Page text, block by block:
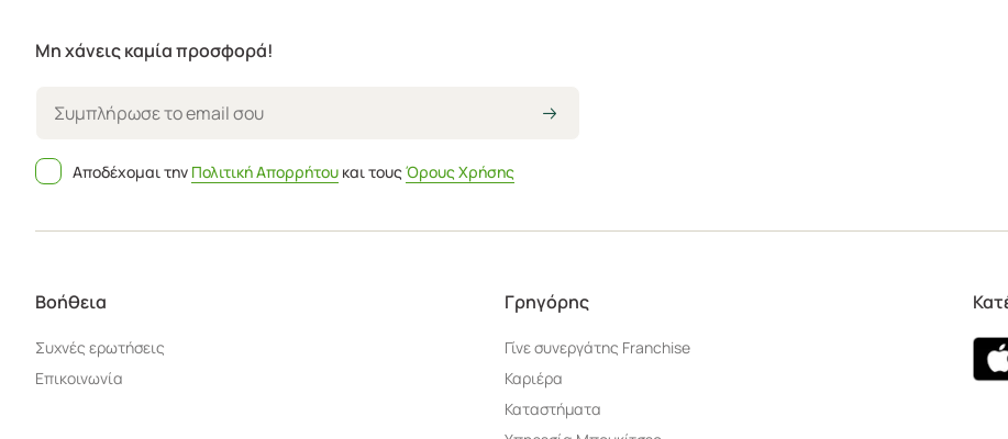
Μη χάνεις καμία προσφορά!
Αποδέχομαι την Πολιτική Απορρήτου και τουςΌρους Χρήσης
Βοήθεια
Συχνές ερωτήσεις
Επικοινωνία
Γρηγόρης
Γίνε συνεργάτης Franchise
Καριέρα
Καταστήματα